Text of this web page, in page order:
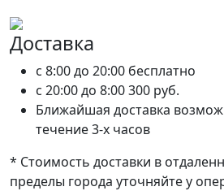
Доставка
c 8:00 до 20:00 бесплатно
c 20:00 до 8:00300 руб.
Ближайшая доставка
течение 3-х часов
* Стоимость доставки в
пределы города уточняйте у